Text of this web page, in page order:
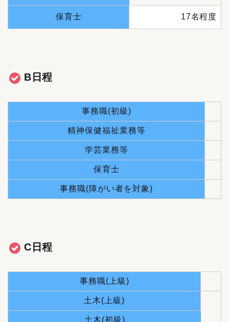
保育士 17名程度
B日程
事務職(初級)
精神保健福祉業務等
学芸業務等
保育士
事務職(障がい者を対象)
C日程
事務職(上級)
土木(上級)
土木(初級)